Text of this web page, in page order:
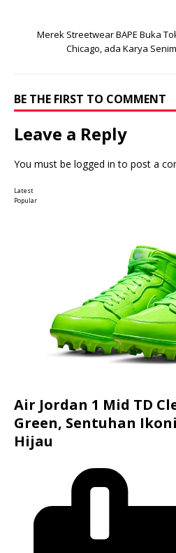
Merek Streetwear BAPE Buka
Chicago, ada Karya
BE THE FIRST TO COMMENT
Leave a Reply
You must be logged in to post a
Latest
Popular
Air Jordan 1 Mid TD
Green, Sentuhan
Hijau